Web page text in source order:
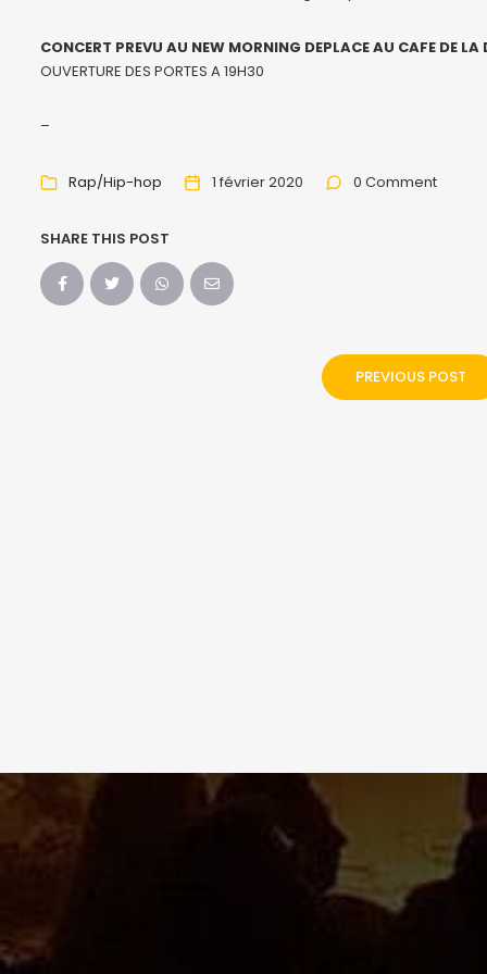
CONCERT PREVU AU NEW MORNING DEPLACE AU CAFE DE LA
OUVERTURE DES PORTES A 19H30
–
Rap/Hip-hop 1 février 2020 0 Comment
SHARE THIS POST
PREVIOUS POST